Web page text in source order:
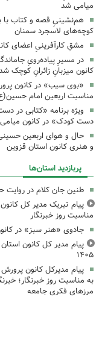
میامی شد
هم‌نشینیِ قصه و کتاب با
کوچه‌های لاسجرد سمنان
مشقِ کارآفرینیِ اعضای
در مسیرِ پیاده‌رویِ
کانون میزبانِ زائرانِ کوچک
«بوی سیب» در کانون
مناسبت اربعین امام
ویژه برنامه «کتابی در
دست کودک» در کانون میامی
حال و هوای اربعین
و هنری کانون استان قزوین
پربازدید استان‌ها
طنین جان کلام در
پیام تبریک مدیر کل کانون
مناسبت روز خبرنگار
جادوی «هنر سبز» در
پیام مدیر کل کانون استان
۱۴۰۵
پیام مدیرکل کانون
به مناسبت روز خبرنگار؛
مرزهای فکری جامعه